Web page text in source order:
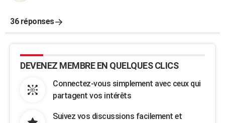
36 réponses
DEVENEZ MEMBRE EN QUELQUES CLICS
Connectez-vous simplement avec ceux qui
partagent vos intérêts
Suivez vos discussions facilement et